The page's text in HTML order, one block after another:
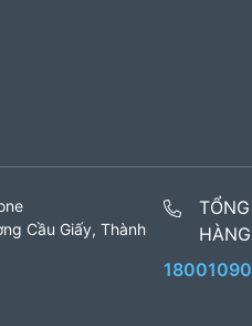
Cầu Giấy, Thành
HÀNG
18001090